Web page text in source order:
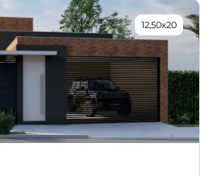
12,50x20